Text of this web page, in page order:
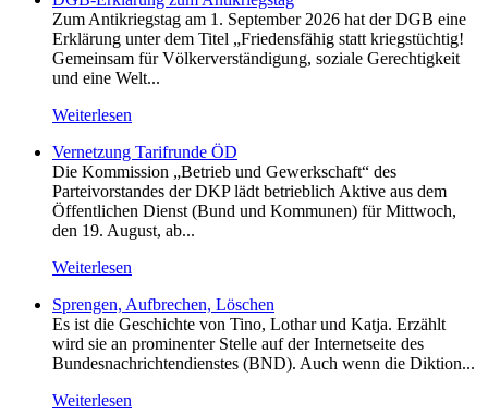
Zum Antikriegstag am 1. September 2026 hat der DGB eine
Erklärung unter dem Titel „Friedensfähig statt kriegstüchtig!
Gemeinsam für Völkerverständigung, soziale Gerechtigkeit
und eine Welt...
Weiterlesen
Vernetzung Tarifrunde ÖD
Die Kommission „Betrieb und Gewerkschaft“ des
Parteivorstandes der DKP lädt betrieblich Aktive aus dem
Öffentlichen Dienst (Bund und Kommunen) für Mittwoch,
den 19. August, ab...
Weiterlesen
Sprengen, Aufbrechen, Löschen
Es ist die Geschichte von Tino, Lothar und Katja. Erzählt
wird sie an prominenter Stelle auf der Internetseite des
Bundesnachrichtendienstes (BND). Auch wenn die Diktion...
Weiterlesen